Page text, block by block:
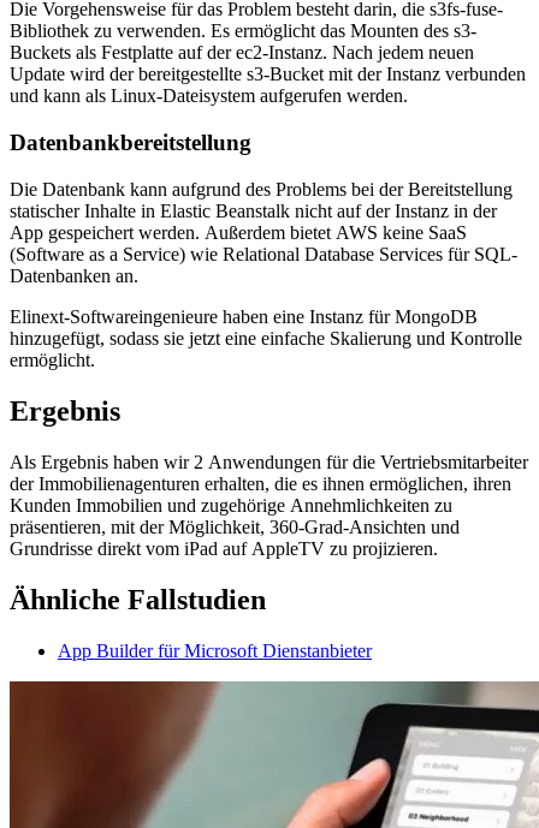
Die Vorgehensweise für das Problem besteht darin, die s3fs-fuse-
Bibliothek zu verwenden. Es ermöglicht das Mounten des s3-
Buckets als Festplatte auf der ec2-Instanz. Nach jedem neuen
Update wird der bereitgestellte s3-Bucket mit der Instanz verbunden
und kann als Linux-Dateisystem aufgerufen werden.
Datenbankbereitstellung
Die Datenbank kann aufgrund des Problems bei der Bereitstellung
statischer Inhalte in Elastic Beanstalk nicht auf der Instanz in der
App gespeichert werden. Außerdem bietet AWS keine SaaS
(Software as a Service) wie Relational Database Services für SQL-
Datenbanken an.
Elinext-Softwareingenieure haben eine Instanz für MongoDB
hinzugefügt, sodass sie jetzt eine einfache Skalierung und Kontrolle
ermöglicht.
Ergebnis
Als Ergebnis haben wir 2 Anwendungen für die Vertriebsmitarbeiter
der Immobilienagenturen erhalten, die es ihnen ermöglichen, ihren
Kunden Immobilien und zugehörige Annehmlichkeiten zu
präsentieren, mit der Möglichkeit, 360-Grad-Ansichten und
Grundrisse direkt vom iPad auf AppleTV zu projizieren.
Ähnliche Fallstudien
App Builder für Microsoft Dienstanbieter